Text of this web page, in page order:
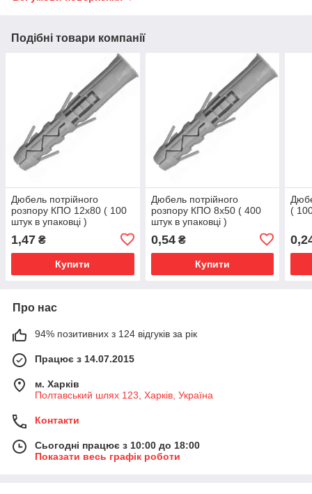
Подібні товари компанії
Дюбель потрійного
розпору КПО 12х80 ( 100
штук в упаковці )
1,47 ₴
Купити
Дюбель потрійного
розпору КПО 8х50 ( 400
штук в упаковці )
0,54₴
Купити
(
Про нас
94% позитивних з 124 відгуків за рік
Працює з 14.07.2015
м. Харків
Полтавський шлях 123, Харків, Україна
Контакти
Сьогодні працює з 10:00 до 18:00
Показати весь графік роботи